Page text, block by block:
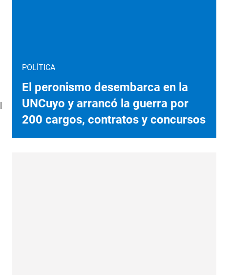
POLÍTICA
El peronismo desembarca en la
UNCuyo y arrancó la guerra por
200 cargos, contratos y concursos